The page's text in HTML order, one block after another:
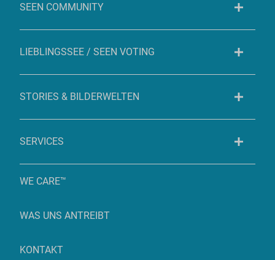
SEEN COMMUNITY
LIEBLINGSSEE / SEEN VOTING
STORIES & BILDERWELTEN
SERVICES
WE CARE™
WAS UNS ANTREIBT
KONTAKT